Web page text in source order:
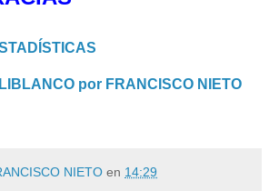
por FRANCISCO NIETO
NIETO en 14:29